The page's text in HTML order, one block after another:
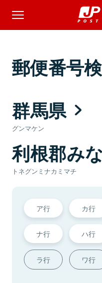
郵便番号
群馬県
グンマケン
利根郡み
トネグンミナカミマチ
ア行 カ行
ナ行 ハ行
ラ行 ワ行